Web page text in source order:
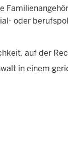
oder
auf der
in einem